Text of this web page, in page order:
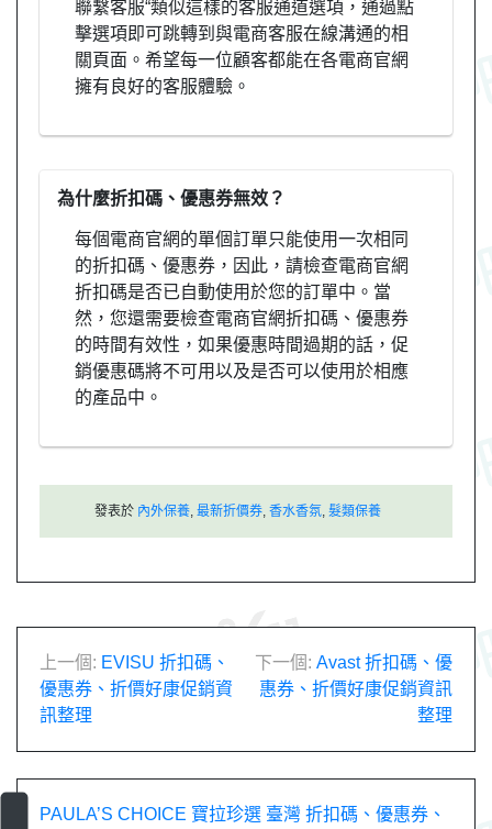
聯繫客服“類似這樣的客服通道選項，通過點
擊選項即可跳轉到與電商客服在線溝通的相
關頁面。希望每一位顧客都能在各電商官網
擁有良好的客服體驗。
為什麼折扣碼、優惠券無效？
每個電商官網的單個訂單只能使用一次相同
的折扣碼、優惠券，因此，請檢查電商官網
折扣碼是否已自動使用於您的訂單中。當
然，您還需要檢查電商官網折扣碼、優惠券
的時間有效性，如果優惠時間過期的話，促
銷優惠碼將不可用以及是否可以使用於相應
的產品中。
發表於 內外保養 最新折價券 香水香氛 髮類保養
文
章
導
上一個: EVISU 折扣碼、
優惠券、折價好康促銷資
訊整理
下一個: Avast 折扣碼、優
惠券、折價好康促銷資訊
整理
PAULA’S CHOICE 寶拉珍選 臺灣 折扣碼、優惠券、